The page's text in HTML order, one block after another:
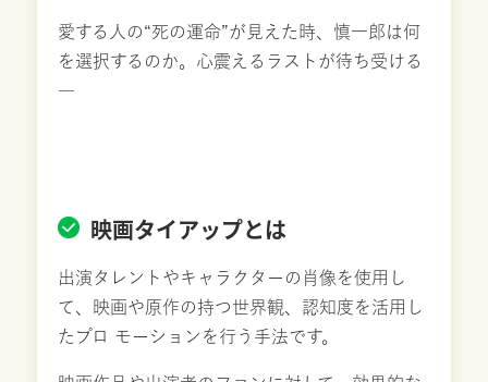
愛する人の“死の運命”が見えた時、慎一郎は何
を選択するのか。心震えるラストが待ち受ける
―
映画タイアップとは
出演タレントやキャラクターの肖像を使用し
て、映画や原作の持つ世界観、認知度を活用し
たプロ モーションを行う手法です。